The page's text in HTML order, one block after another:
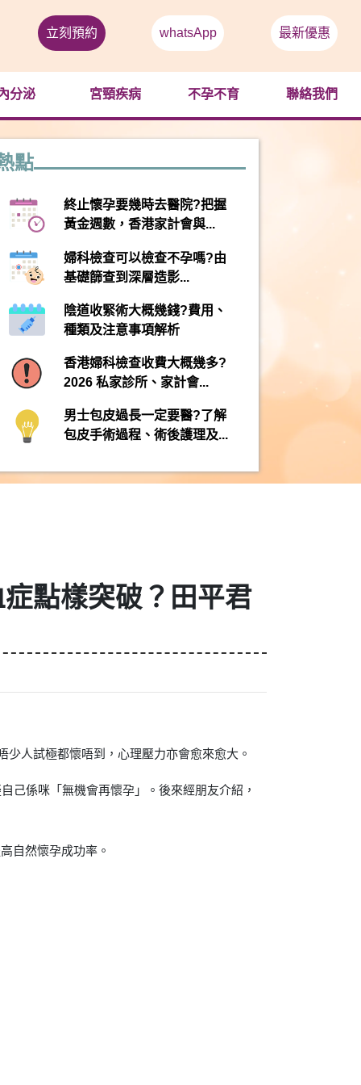
立刻預約 whatsApp 最新優惠
分泌 宮頸疾病 不孕不育 聯絡我們
點
終止懷孕要幾時去醫院?把握
黃金週數，香港家計會與...
婦科檢查可以檢查不孕嗎?由
基礎篩查到深層造影...
陰道收緊術大概幾錢?費用、
種類及注意事項解析
香港婦科檢查收費大概幾多?
2026 私家診所、家計會...
男士包皮過長一定要醫?了解
包皮手術過程、術後護理及...
點樣突破？田平君
人試極都懷唔到，心理壓力亦會愈來愈大。
己係咪「無機會再懷孕」。後來經朋友介紹，
自然懷孕成功率。